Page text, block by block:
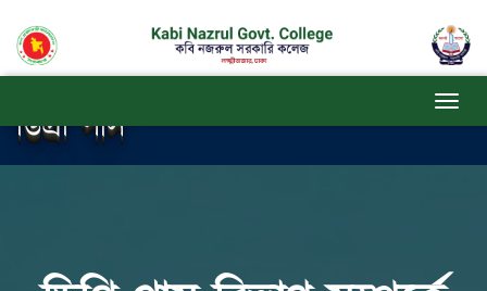
ডিগ্রী পাস